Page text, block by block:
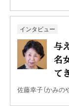
インタビュー
与
名
て
佐藤幸子（かみの